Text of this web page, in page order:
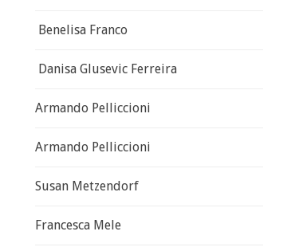
Benelisa Franco
Danisa Glusevic Ferreira
Armando Pelliccioni
Armando Pelliccioni
Susan Metzendorf
Francesca Mele